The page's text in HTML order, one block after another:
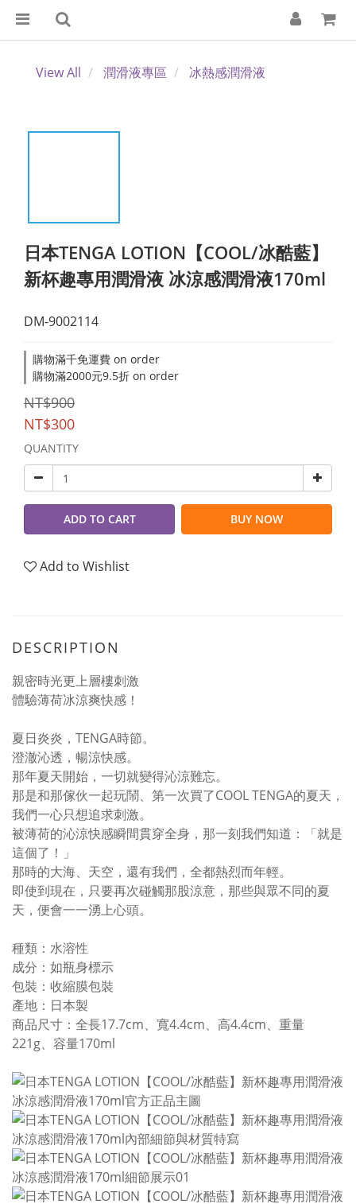
View All 潤滑液專區 冰熱感潤滑液
日本TENGA LOTION【COOL/冰酷藍】
新杯趣專用潤滑液 冰涼感潤滑液170ml
DM-9002114
購物滿千免運費 on order
購物滿2000元9.5折 on order
NT$900
NT$300
QUANTITY
ADD TO CART BUY NOW
Add to Wishlist
DESCRIPTION
親密時光更上層樓刺激
體驗薄荷冰涼爽快感！
夏日炎炎，TENGA時節。
澄澈沁透，暢涼快感。
那年夏天開始，一切就變得沁涼難忘。
那是和那傢伙一起玩鬧、第一次買了COOL TENGA的夏天，
我們一心只想追求刺激。
被薄荷的沁涼快感瞬間貫穿全身，那一刻我們知道：「就是
這個了！」
那時的大海、天空，還有我們，全都熱烈而年輕。
即使到現在，只要再次碰觸那股涼意，那些與眾不同的夏
天，便會一一湧上心頭。
種類：水溶性
成分：如瓶身標示
包裝：收縮膜包裝
產地：日本製
商品尺寸：全長17.7cm、寬4.4cm、高4.4cm、重量
221g、容量170ml